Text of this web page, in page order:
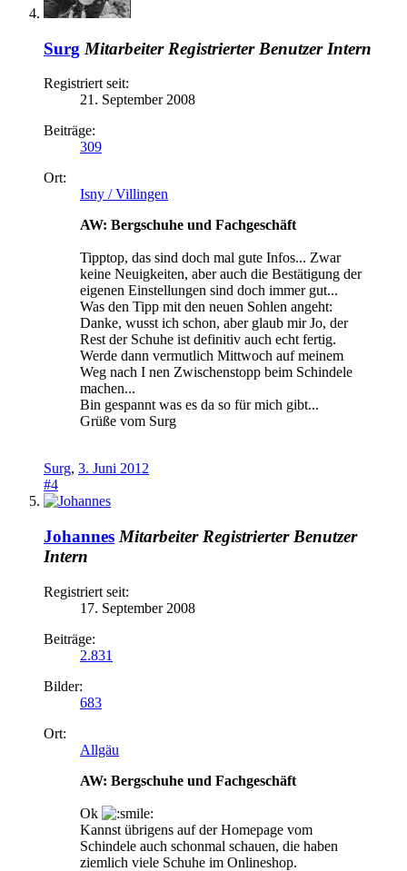
Surg Mitarbeiter Registrierter Benutzer Intern
Registriert seit:
21. September 2008
Beiträge:
309
Ort:
Isny / Villingen
AW: Bergschuhe und Fachgeschäft
Tipptop, das sind doch mal gute Infos... Zwar
keine Neuigkeiten, aber auch die Bestätigung der
eigenen Einstellungen sind doch immer gut...
Was den Tipp mit den neuen Sohlen angeht:
Danke, wusst ich schon, aber glaub mir Jo, der
Rest der Schuhe ist definitiv auch echt fertig.
Werde dann vermutlich Mittwoch auf meinem
Weg nach I nen Zwischenstopp beim Schindele
machen...
Bin gespannt was es da so für mich gibt...
Grüße vom Surg
Surg, 3. Juni 2012
#4
Johannes Mitarbeiter Registrierter Benutzer
Intern
Registriert seit:
17. September 2008
Beiträge:
2.831
Bilder:
683
Ort:
Allgäu
AW: Bergschuhe und Fachgeschäft
Ok
Kannst übrigens auf der Homepage vom
Schindele auch schonmal schauen, die haben
ziemlich viele Schuhe im Onlineshop.